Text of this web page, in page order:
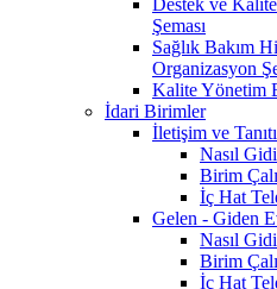
Şeması
Sağlık Bakım
Organizasyon
Kalite Yönetim
İdari Birimler
İletişim ve
Nasıl
Birim
İç Hat
Gelen - Giden
Nasıl
Birim
İç Hat